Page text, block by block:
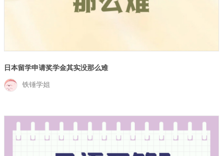
日本留学申请奖学金其实没那么难
铁锤学姐